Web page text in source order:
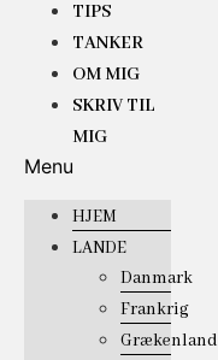
TIPS
TANKER
OM MIG
SKRIV TIL
MIG
Menu
HJEM
LANDE
Danmark
Frankrig
Grækenland